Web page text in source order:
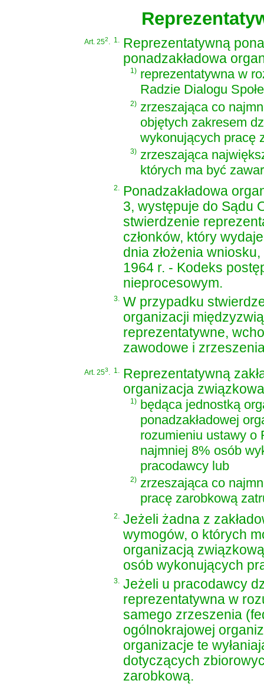
Art. 252. 1. Reprezentatywną
ponadzakładowa
1) reprezentatywna w
Radzie Dialogu
2) zrzeszająca co
objętych zakresem
wykonujących pracę
3) zrzeszająca
których ma być
2. Ponadzakładowa
3, występuje do Sądu
stwierdzenie
członków, który
dnia złożenia
1964 r. - Kodeks
nieprocesowym.
3. W przypadku
organizacji
reprezentatywne,
zawodowe i
Art. 253. 1. Reprezentatywną
organizacja
1) będąca jednostką
ponadzakładowej
rozumieniu ustawy o
najmniej 8% osób
pracodawcy lub
2) zrzeszająca co
pracę zarobkową
2. Jeżeli żadna z
wymogów, o których
organizacją
osób wykonujących
3. Jeżeli u pracodawcy
reprezentatywna w
samego zrzeszenia
ogólnokrajowej
organizacje te
dotyczących
zarobkową.